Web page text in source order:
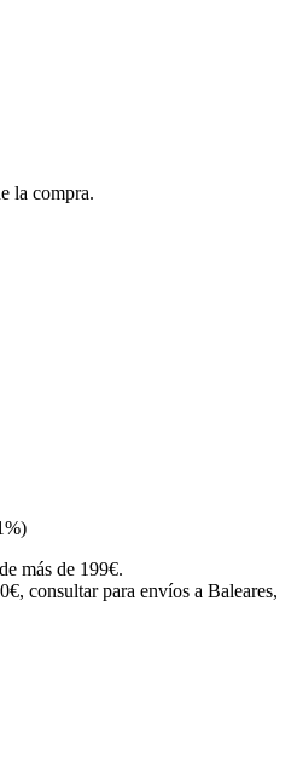
la compra.
más de 199€.
consultar para envíos a Baleares,